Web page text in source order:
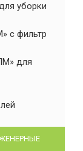
уборки
с фильтр
для